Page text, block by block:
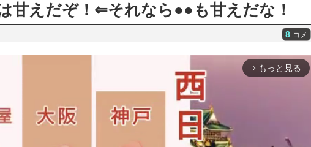
甘えだぞ！⇐それなら●●も甘えだな！
8 コメ
arrow_forward_ios もっと見る